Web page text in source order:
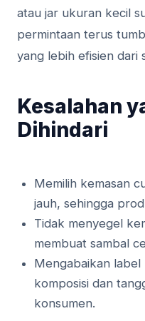
atau jar ukuran kecil
permintaan terus
yang lebih efisien dari
Kesalahan
Dihindari
Memilih kemasan
jauh, sehingga
Tidak menyegel
membuat sambal
Mengabaikan label
komposisi dan
konsumen.